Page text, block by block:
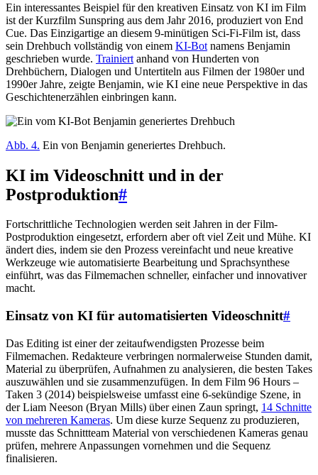
Ein interessantes Beispiel für den kreativen Einsatz von KI im Film
ist der Kurzfilm Sunspring aus dem Jahr 2016, produziert von End
Cue. Das Einzigartige an diesem 9-minütigen Sci-Fi-Film ist, dass
sein Drehbuch vollständig von einem KI-Bot namens Benjamin
geschrieben wurde. Trainiert anhand von Hunderten von
Drehbüchern, Dialogen und Untertiteln aus Filmen der 1980er und
1990er Jahre, zeigte Benjamin, wie KI eine neue Perspektive in das
Geschichtenerzählen einbringen kann.
Abb. 4. Ein von Benjamin generiertes Drehbuch.
KI im Videoschnitt und in der
Postproduktion#
Fortschrittliche Technologien werden seit Jahren in der Film-
Postproduktion eingesetzt, erfordern aber oft viel Zeit und Mühe. KI
ändert dies, indem sie den Prozess vereinfacht und neue kreative
Werkzeuge wie automatisierte Bearbeitung und Sprachsynthese
einführt, was das Filmemachen schneller, einfacher und innovativer
macht.
Einsatz von KI für automatisierten Videoschnitt#
Das Editing ist einer der zeitaufwendigsten Prozesse beim
Filmemachen. Redakteure verbringen normalerweise Stunden damit,
Material zu überprüfen, Aufnahmen zu analysieren, die besten Takes
auszuwählen und sie zusammenzufügen. In dem Film 96 Hours –
Taken 3 (2014) beispielsweise umfasst eine 6-sekündige Szene, in
der Liam Neeson (Bryan Mills) über einen Zaun springt, 14 Schnitte
von mehreren Kameras. Um diese kurze Sequenz zu produzieren,
musste das Schnittteam Material von verschiedenen Kameras genau
prüfen, mehrere Anpassungen vornehmen und die Sequenz
finalisieren.